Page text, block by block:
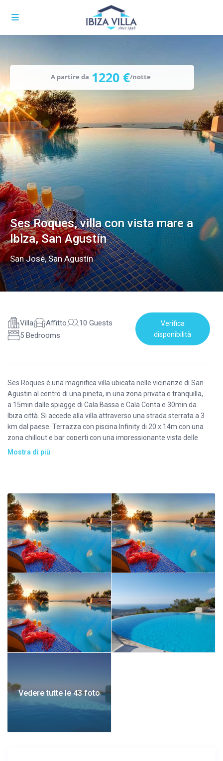
Ses Roques, villa con vista mare a
Ibiza, San Agustín
San José,San Agustín
1220 €
Villa Affitto
10 Guests
5 Bedrooms
Verifica
disponibilità
Ses Roques è una magnifica villa ubicata nelle vicinanze di San
Agustin al centro di una pineta, in una zona privata e tranquilla,
a 15min dalle spiagge di Cala Bassa e Cala Conta e 30min da
Ibiza città. Si accede alla villa attraverso una strada sterrata a 3
km dal paese. Terrazza con piscina Infinity di 20 x 14m con una
zona chillout e bar coperti con una impressionante vista delle
isole circostanti e del tramonto. Ampie terrazze coperte e
Livello dell’ingresso:
1 ampio salone con TV satellitare e stereo con accesso diretto
al giardino con vista mare da un lato e dal lato opposto della
sala accesso diretto ad un porche con zona pranzo e letto
balinese
1 cocina totalmente attrezzata e aperta sulla sala da pranzo
1 dispensa con lavastoviglie, lavatrice, asciugatrice e frigo
1 bagno per gli ospiti
1 ampia camera con 4 letti singoli e bagno privato con doccia e
vasca.
Al lato opposto della sala troviamo:
3 camere ciascuna con 1 letto matrimoniale e bagno privato
con doccia. Due di queste camere hanno vista mare.
armadio, bagno privato con doccia e vasca e ampia terrazza
Mostra di più
Vedere tutte le 43 foto